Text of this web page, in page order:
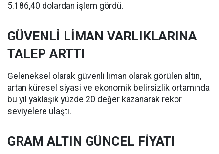
5.186,40 dolardan işlem gördü.
GÜVENLİ LİMAN VARLIKLARINA
TALEP ARTTI
Geleneksel olarak güvenli liman olarak görülen altın,
artan küresel siyasi ve ekonomik belirsizlik ortamında
bu yıl yaklaşık yüzde 20 değer kazanarak rekor
seviyelere ulaştı.
GRAM ALTIN GÜNCEL FİYATI